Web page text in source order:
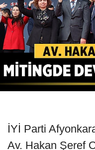
İYİ Parti
Av. Hakan Şeref